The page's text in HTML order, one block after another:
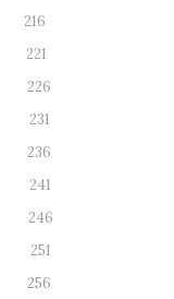
216
221
226
231
236
241
246
251
256